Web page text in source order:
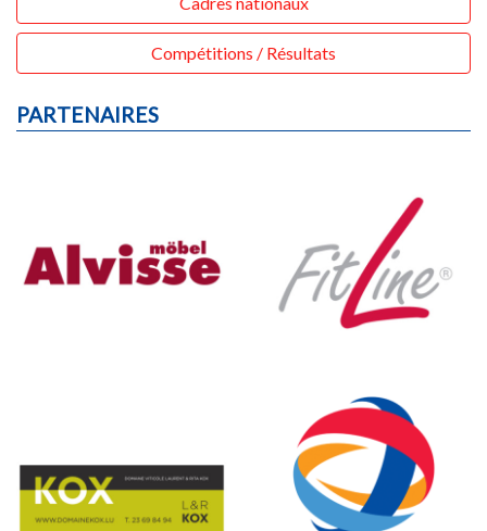
Compétitions / Résultats
PARTENAIRES